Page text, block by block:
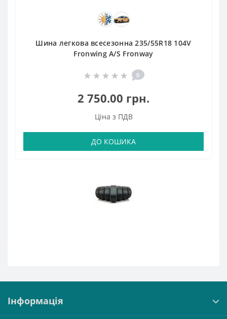
Шина легкова всесезонна 235/55R18 104V
Fronwing A/S Fronway
0
2 750.00 грн.
Ціна з ПДВ
ДО КОШИКА
Інформація